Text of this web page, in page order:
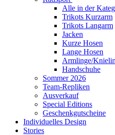
Alle in der
Trikots Kurzarm
Trikots Langarm
Jacken
Kurze Hosen
Lange Hosen
Armlinge/
Handschuhe
Sommer 2026
Team-Repliken
Ausverkauf
Special Editions
Geschenkgutscheine
Individuelles Design
Stories